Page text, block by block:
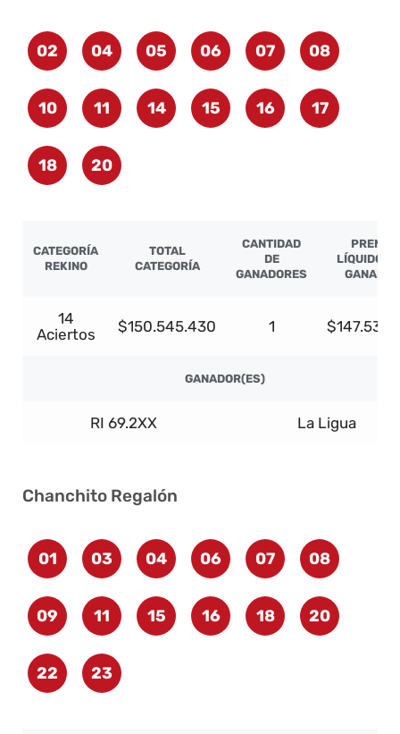
02 04 05 06 07 08
10 11 14 15 16 17
18 20
CATEGORÍA
REKINO
TOTAL
CATEGORÍA
CANTIDAD
DE
GANADORES
PREMIO
LÍQUIDO
GANADOR
14
Aciertos
$150.545.430 1
GANADOR(ES)
RI 69.2XX La Ligua
Chanchito Regalón
01 03 04 06 07 08
09 11 15 16 18 20
22 23